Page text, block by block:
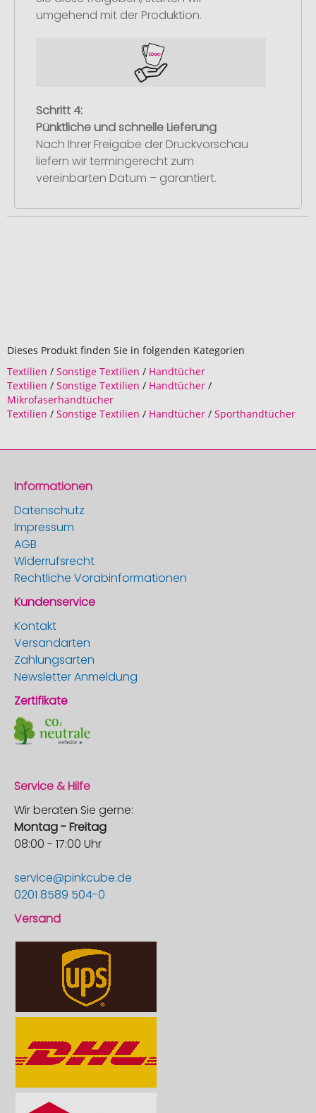
umgehend mit der Produktion.
Schritt 4:
Pünktliche und schnelle Lieferung
Nach Ihrer Freigabe der Druckvorschau
liefern wir termingerecht zum
vereinbarten Datum – garantiert.
Dieses Produkt finden Sie in folgenden Kategorien
Textilien / Sonstige Textilien / Handtücher
Textilien / Sonstige Textilien / Handtücher /
Mikrofaserhandtücher
Textilien / Sonstige Textilien / Handtücher / Sporthandtücher
Informationen
Datenschutz
Impressum
AGB
Widerrufsrecht
Rechtliche Vorabinformationen
Kundenservice
Kontakt
Versandarten
Zahlungsarten
Newsletter Anmeldung
Zertifikate
Service & Hilfe
Wir beraten Sie gerne:
Montag - Freitag
08:00 - 17:00 Uhr
service@pinkcube.de
0201 8589 504-0
Versand